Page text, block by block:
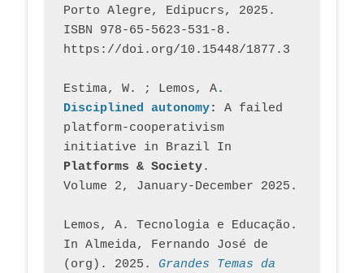
Porto Alegre, Edipucrs, 2025.
ISBN 978-65-5623-531-8.
https://doi.org/10.15448/1877.3
Estima, W. ; Lemos, A.
Disciplined autonomy: A failed
platform-cooperativism
initiative in Brazil In
Platforms & Society.
Volume 2, January-December 2025.
Lemos, A. Tecnologia e Educação.
In Almeida, Fernando José de
(org). 2025. Grandes Temas da